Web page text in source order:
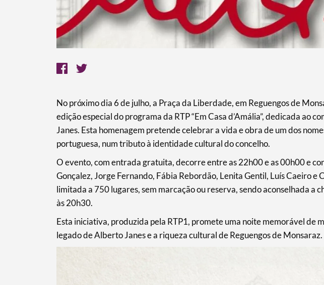
No próximo dia 6 de julho, a Praça da Liberdade, em Reguengos de
edição especial do programa da RTP “Em Casa d’Amália”, dedicada ao
Janes. Esta homenagem pretende celebrar a vida e obra de um dos
portuguesa, num tributo à identidade cultural do concelho.
O evento, com entrada gratuita, decorre entre as 22h00 e as 00h00 e
Gonçalez, Jorge Fernando, Fábia Rebordão, Lenita Gentil, Luís Caeiro e
limitada a 750 lugares, sem marcação ou reserva, sendo aconselhada a
às 20h30.
Esta iniciativa, produzida pela RTP1, promete uma noite memorável de
legado de Alberto Janes e a riqueza cultural de Reguengos de Monsaraz.